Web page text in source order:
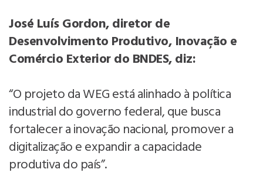
José Luís Gordon, diretor de
Desenvolvimento Produtivo, Inovação e
Comércio Exterior do BNDES, diz:
“O projeto da WEG está alinhado à política
industrial do governo federal, que busca
fortalecer a inovação nacional, promover a
digitalização e expandir a capacidade
produtiva do país”.